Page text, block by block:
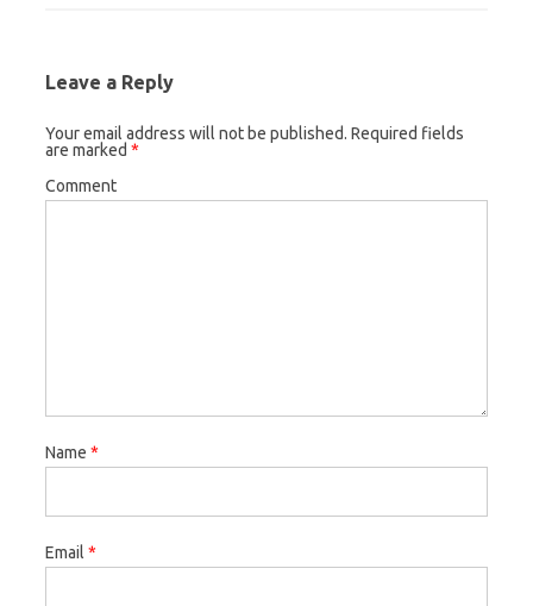
Leave a Reply
Your email address will not be published. Required fields
are marked *
Comment
Name *
Email *